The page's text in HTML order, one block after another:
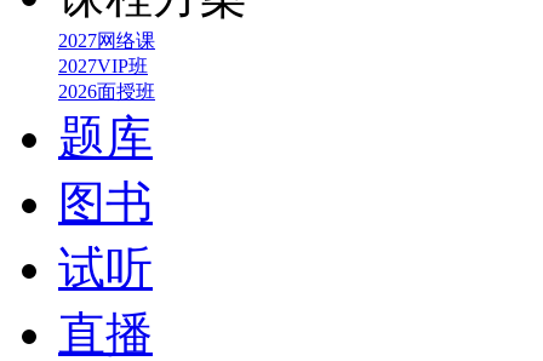
2027网络课
2027VIP班
2026面授班
题库
图书
试听
直播